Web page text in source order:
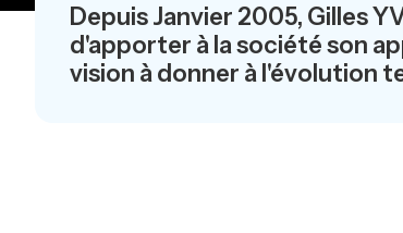
Depuis Janvier 2005, Gilles
d'apporter à la société son
vision à donner à l'évolution